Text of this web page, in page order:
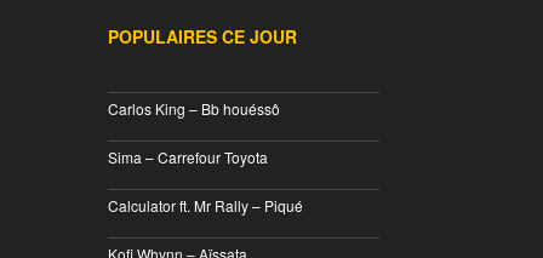
POPULAIRES CE JOUR
Carlos King – Bb houéssô
Sima – Carrefour Toyota
Calculator ft. Mr Rally – Piqué
Kofi Whynn – Aïssata